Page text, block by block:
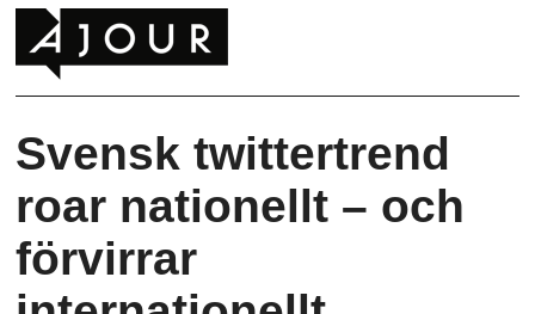
Svensk twittertrend
roar nationellt – och
förvirrar